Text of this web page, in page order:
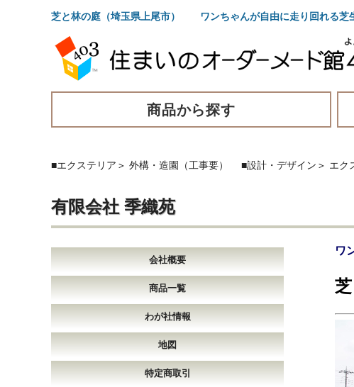
芝と林の庭（埼玉県上尾市） ワンちゃんが自由に走り回れる芝
商品から探す
■エクステリア ＞ 外構・造園（工事要） ■設計・デザイン ＞ エク
有限会社 季織苑
会社概要
商品一覧
わが社情報
地図
特定商取引
ワ